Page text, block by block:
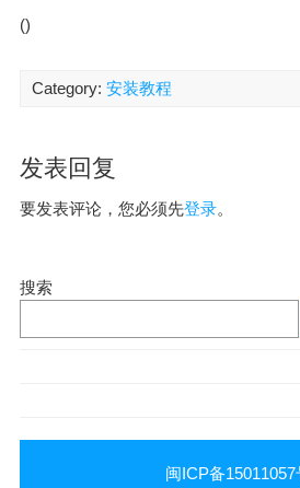
()
Category: 安装教程
发表回复
要发表评论，您必须先登录。
搜索
闽ICP备15011057